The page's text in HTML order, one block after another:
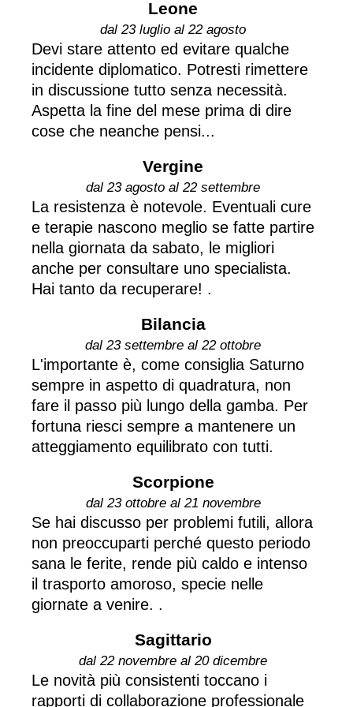
Leone
dal 23 luglio al 22 agosto
Devi stare attento ed evitare qualche
incidente diplomatico. Potresti rimettere
in discussione tutto senza necessità.
Aspetta la fine del mese prima di dire
cose che neanche pensi...
Vergine
dal 23 agosto al 22 settembre
La resistenza è notevole. Eventuali cure
e terapie nascono meglio se fatte partire
nella giornata da sabato, le migliori
anche per consultare uno specialista.
Hai tanto da recuperare! .
Bilancia
dal 23 settembre al 22 ottobre
L'importante è, come consiglia Saturno
sempre in aspetto di quadratura, non
fare il passo più lungo della gamba. Per
fortuna riesci sempre a mantenere un
atteggiamento equilibrato con tutti.
Scorpione
dal 23 ottobre al 21 novembre
Se hai discusso per problemi futili, allora
non preoccuparti perché questo periodo
sana le ferite, rende più caldo e intenso
il trasporto amoroso, specie nelle
giornate a venire. .
Sagittario
dal 22 novembre al 20 dicembre
Le novità più consistenti toccano i
rapporti di collaborazione professionale